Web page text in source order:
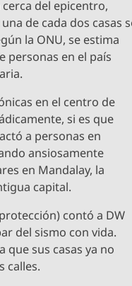
del epicentro,
de cada dos casas
la ONU, se estima
personas en el país
en el centro de
si es que
a personas en
ansiosamente
en Mandalay, la
capital.
contó a DW
del sismo con vida.
que sus casas ya no
calles.